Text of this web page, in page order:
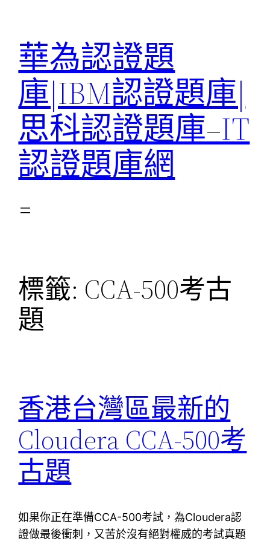
華為認證題
庫|IBM認證題庫|
思科認證題庫–IT
認證題庫網
標籤: CCA-500考古
題
香港台灣區最新的
Cloudera CCA-500考
古題
如果你正在準備CCA-500考試，為Cloudera認
證做最後衝刺，又苦於沒有絕對權威的考試真題